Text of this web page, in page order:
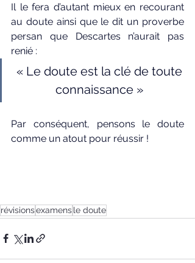
Il le fera d’autant mieux en recourant
au doute ainsi que le dit un proverbe
persan que Descartes n’aurait pas
renié :
« Le doute est la clé de toute
connaissance »
Par conséquent, pensons le doute
comme un atout pour réussir !
révisionsexamensle doute